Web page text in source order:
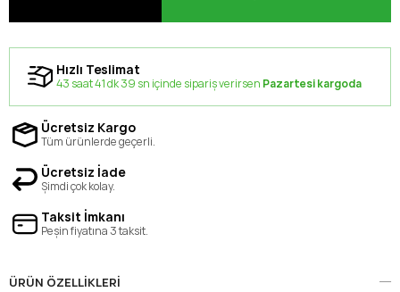
Hızlı Teslimat
43 saat 41 dk 39 sn içinde sipariş verirsen Pazartesi kargoda
Ücretsiz Kargo
Tüm ürünlerde geçerli.
Ücretsiz İade
Şimdi çok kolay.
Taksit İmkanı
Peşin fiyatına 3 taksit.
ÜRÜN ÖZELLIKLERI